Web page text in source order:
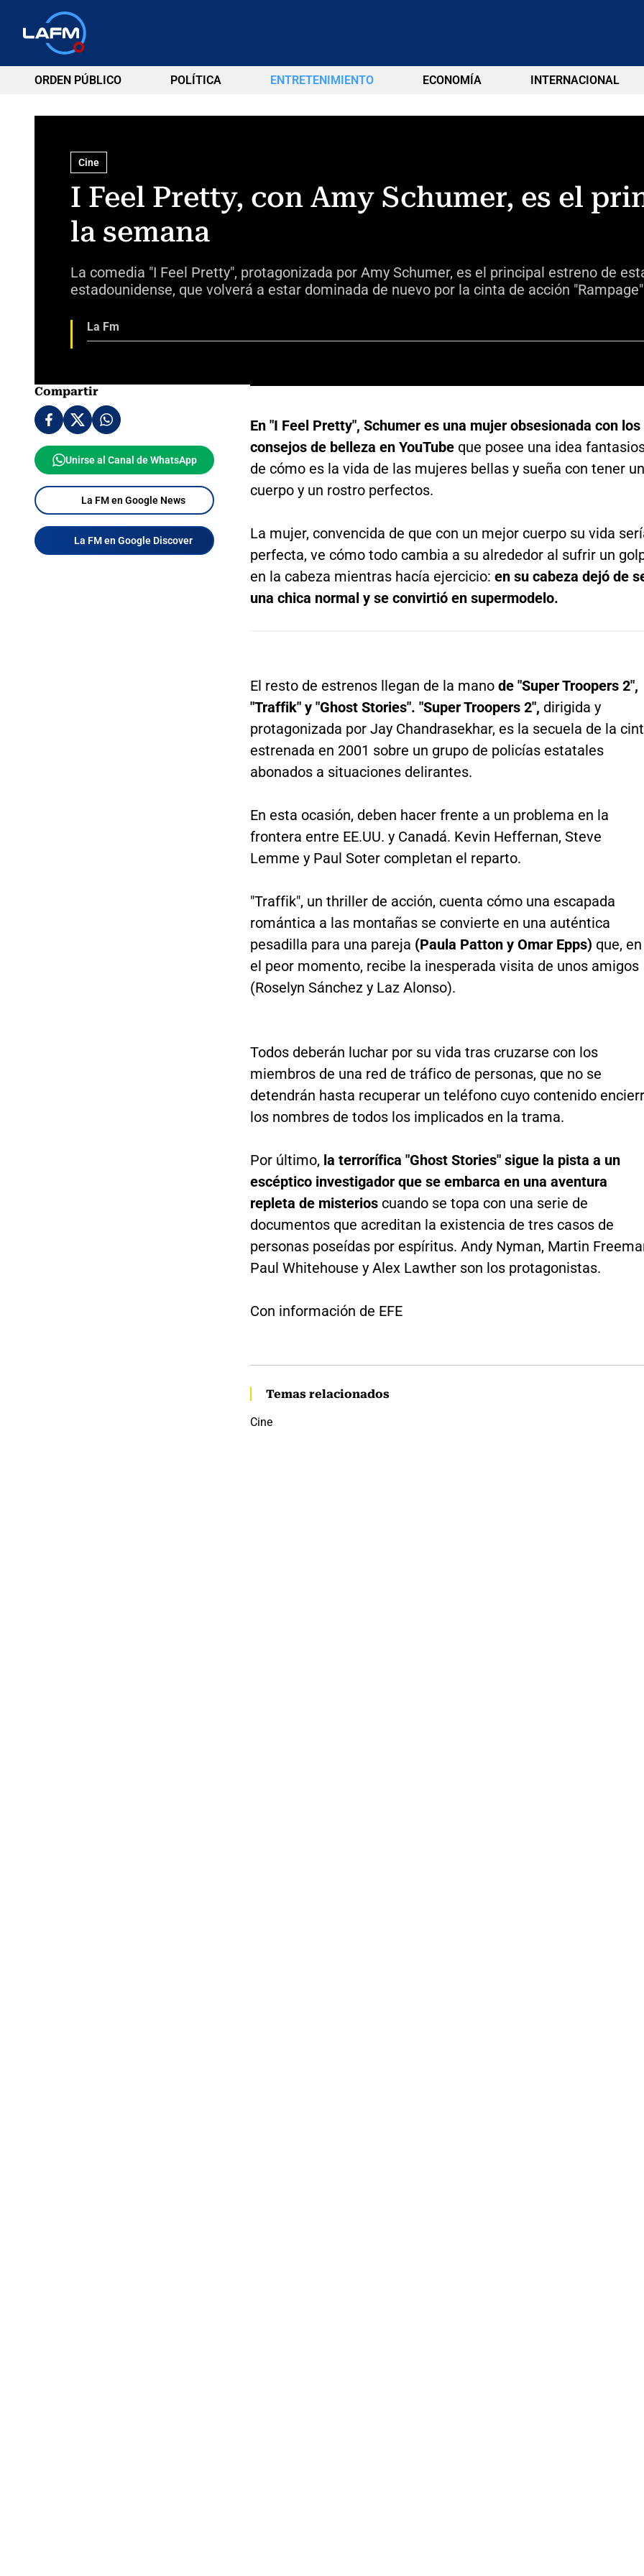
ORDEN PÚBLICO POLÍTICA ENTRETENIMIENTO ECONOMÍA INTERNACIONAL
Cine
I Feel Pretty, con Amy Schumer, es el
la semana
La comedia "I Feel Pretty", protagonizada por Amy Schumer, es el principal estreno de
estadounidense, que volverá a estar dominada de nuevo por la cinta de acción
La Fm
Compartir
Unirse al Canal de WhatsApp
La FM en Google News
La FM en Google Discover
En "I Feel Pretty", Schumer es una mujer obsesionada con los
consejos de belleza en YouTubeque posee una idea
de cómo es la vida de las mujeres bellas y sueña con tener un
cuerpo y un rostro perfectos.
La mujer, convencida de que con un mejor cuerpo su vida
perfecta, ve cómo todo cambia a su alrededor al sufrir un
en la cabeza mientras hacía ejercicio: en su cabeza dejó de
una chica normal y se convirtió en supermodelo.
El resto de estrenos llegan de la mano de "Super Troopers 2",
"Traffik" y "Ghost Stories". "Super Troopers 2", dirigida y
protagonizada por Jay Chandrasekhar, es la secuela de la
estrenada en 2001 sobre un grupo de policías estatales
abonados a situaciones delirantes.
En esta ocasión, deben hacer frente a un problema en la
frontera entre EE.UU. y Canadá. Kevin Heffernan, Steve
Lemme y Paul Soter completan el reparto.
"Traffik", un thriller de acción, cuenta cómo una escapada
romántica a las montañas se convierte en una auténtica
pesadilla para una pareja (Paula Patton y Omar Epps) que, en
el peor momento, recibe la inesperada visita de unos amigos
(Roselyn Sánchez y Laz Alonso).
Todos deberán luchar por su vida tras cruzarse con los
miembros de una red de tráfico de personas, que no se
detendrán hasta recuperar un teléfono cuyo contenido
los nombres de todos los implicados en la trama.
Por último, la terrorífica "Ghost Stories" sigue la pista a un
escéptico investigador que se embarca en una aventura
repleta de misterioscuando se topa con una serie de
documentos que acreditan la existencia de tres casos de
personas poseídas por espíritus. Andy Nyman, Martin
Paul Whitehouse y Alex Lawther son los protagonistas.
Con información de EFE
Temas relacionados
Cine